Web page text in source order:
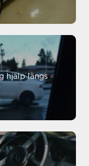
hjälp längs